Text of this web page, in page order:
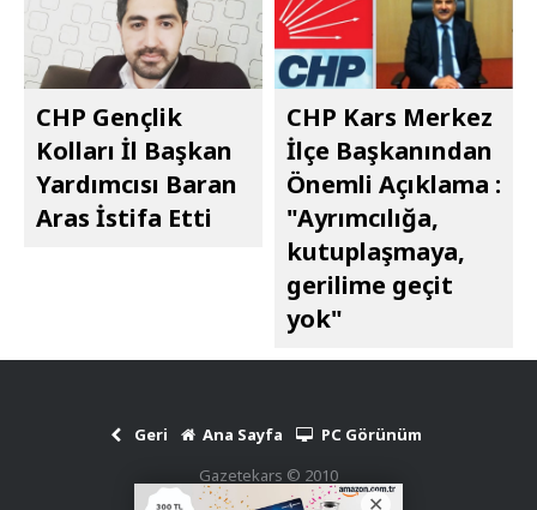
CHP Gençlik
Kolları İl Başkan
Yardımcısı Baran
Aras İstifa Etti
CHP Kars Merkez
İlçe Başkanından
Önemli Açıklama :
"Ayrımcılığa,
kutuplaşmaya,
gerilime geçit
yok"
Geri Ana Sayfa
PC Görünüm
Gazetekars © 2010
Haber Scripti